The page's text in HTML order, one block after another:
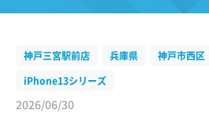
神戸三宮駅前店 兵庫県 神戸市西区
iPhone13シリーズ
2026/06/30